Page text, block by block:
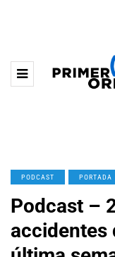
PODCAST PORTADA
Podcast –
accidentes